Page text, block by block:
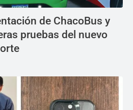
de ChacoBus y
pruebas del nuevo